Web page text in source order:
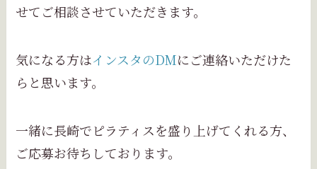
せてご相談させていただきます。
気になる方はインスタのDMにご連絡いただけた
らと思います。
一緒に長崎でピラティスを盛り上げてくれる方、
ご応募お待ちしております。